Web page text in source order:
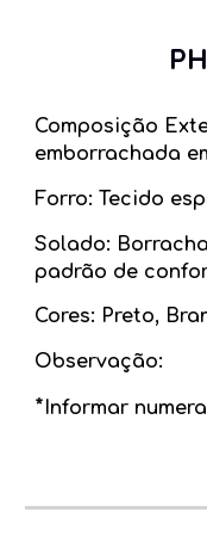
Composição
emborrachada
Forro: Tecido
Solado:
padrão de
Cores: Preto,
Observação:
*Informar